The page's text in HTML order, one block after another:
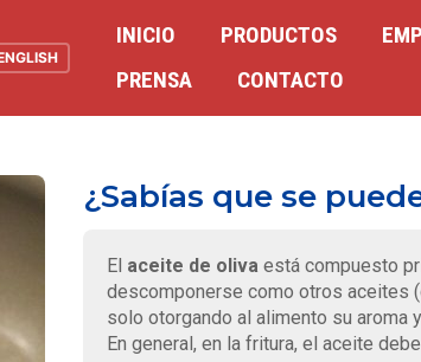
INICIO PRODUCTOS
PRENSA
CONTACTO
¿Sabías que se
El aceite de olivaestá compuesto
descomponerse como otros aceites
solo otorgando al alimento su aroma
En general, en la fritura, el aceite